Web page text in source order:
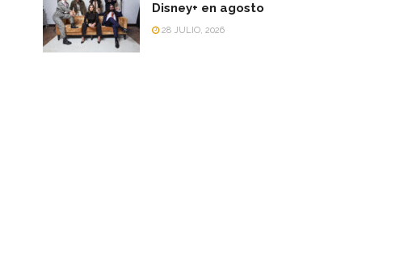
Disney+ en agosto
28 JULIO, 2026